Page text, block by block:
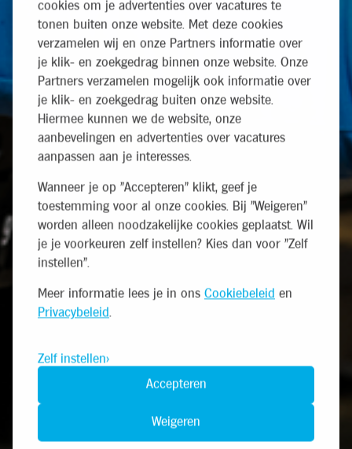
cookies om je advertenties over vacatures te
tonen buiten onze website. Met deze cookies
verzamelen wij en onze Partners informatie over
je klik- en zoekgedrag binnen onze website. Onze
Partners verzamelen mogelijk ook informatie over
je klik- en zoekgedrag buiten onze website.
Hiermee kunnen we de website, onze
aanbevelingen en advertenties over vacatures
aanpassen aan je interesses.
Wanneer je op "Accepteren" klikt, geef je
toestemming voor al onze cookies. Bij "Weigeren"
worden alleen noodzakelijke cookies geplaatst. Wil
je je voorkeuren zelf instellen? Kies dan voor "Zelf
instellen".
Meer informatie lees je in ons Cookiebeleid en
Privacybeleid.
Zelf instellen
Weigeren
Accepteren